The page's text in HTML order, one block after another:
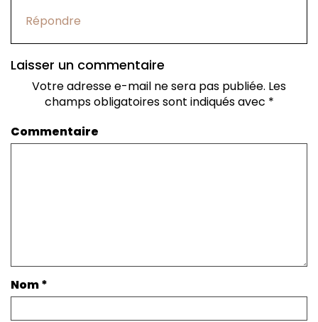
Répondre
Laisser un commentaire
Votre adresse e-mail ne sera pas publiée. Les
champs obligatoires sont indiqués avec *
Commentaire
Nom*